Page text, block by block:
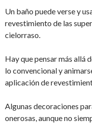
Un baño puede verse y
revestimiento de las
cielorraso.
Hay que pensar más allá
lo convencional y
aplicación de
Algunas decoraciones
onerosas, aunque no